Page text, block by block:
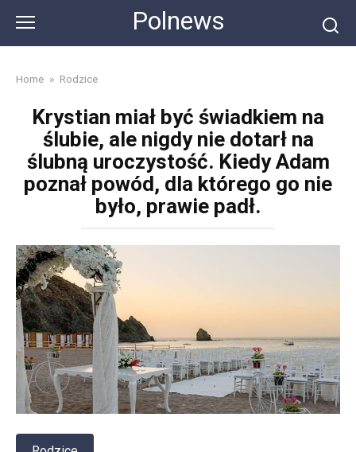
content
Polnews
Home » Rodzice
Krystian miał być świadkiem na
ślubie, ale nigdy nie dotarł na
ślubną uroczystość. Kiedy Adam
poznał powód, dla którego go nie
było, prawie padł.